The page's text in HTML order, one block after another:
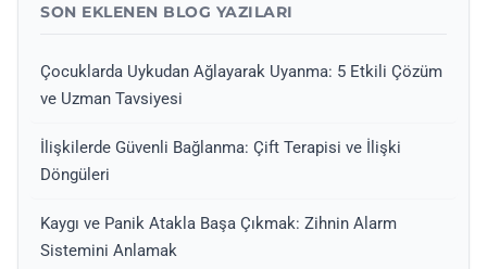
SON EKLENEN BLOG YAZILARI
Çocuklarda Uykudan Ağlayarak Uyanma: 5 Etkili Çözüm
ve Uzman Tavsiyesi
İlişkilerde Güvenli Bağlanma: Çift Terapisi ve İlişki
Döngüleri
Kaygı ve Panik Atakla Başa Çıkmak: Zihnin Alarm
Sistemini Anlamak